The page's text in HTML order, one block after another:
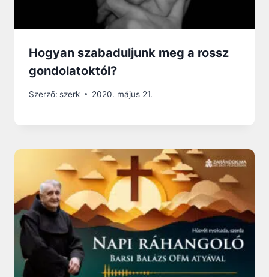
Hogyan szabaduljunk meg a rossz
gondolatoktól?
Szerző: szerk 2020. május 21.